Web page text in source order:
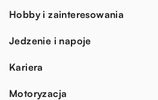
Hobby i zainteresowania
Jedzenie i napoje
Kariera
Motoryzacja